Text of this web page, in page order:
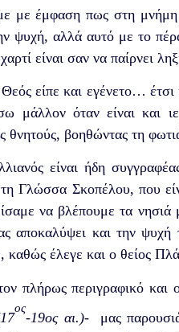
με έμφαση πως στη
ψυχή, αλλά αυτό με το
είναι σαν να παίρνει
είπε και εγένετο… έτσι
μάλλον όταν είναι και
θνητούς, βοηθώντας τη
είναι ήδη
Γλώσσα Σκοπέλου, που
να βλέπουμε τα
αποκαλύψει και την ψυχή
, καθώς έλεγε και ο θείος
πλήρως περιγραφικό και
ος
-19ος αι.)-
μας